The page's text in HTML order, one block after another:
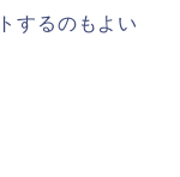
するのもよい